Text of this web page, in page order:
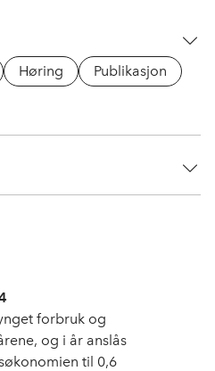
Høring
Publikasjon
forbruk og
og i år anslås
til 0,6